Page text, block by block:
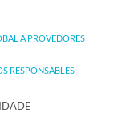
A PROVEDORES
RESPONSABLES